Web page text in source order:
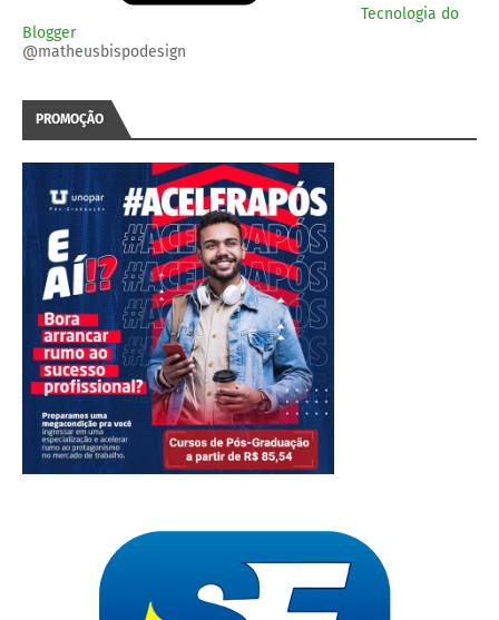
Tecnologia do
Blogger
@matheusbispodesign
PROMOÇÃO